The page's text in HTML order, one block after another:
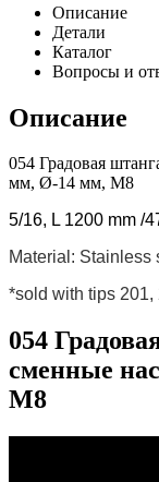
Описание
Детали
Каталог
Вопросы и
Описание
054 Градовая
мм, Ø-14 мм, М8
5/16, L 1200 mm /
Material: Stainless
*sold with tips 201,
054
сменные
М8